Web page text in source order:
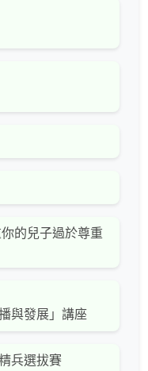
的兒子過於尊重
與發展」講座
兵選拔賽